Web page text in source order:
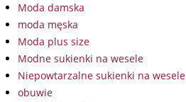
Moda damska
moda męska
Moda plus size
Modne sukienki na wesele
Niepowtarzalne sukienki na wesele
obuwie